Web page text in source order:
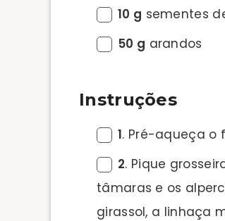
10 g sementes
50 g arandos
Instruções
1. Pré-aqueça o
2. Pique
tâmaras e os
girassol, a linhaça